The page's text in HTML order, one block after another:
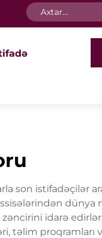
son istifadəçilər
dünya
idarə
təlim proqramları